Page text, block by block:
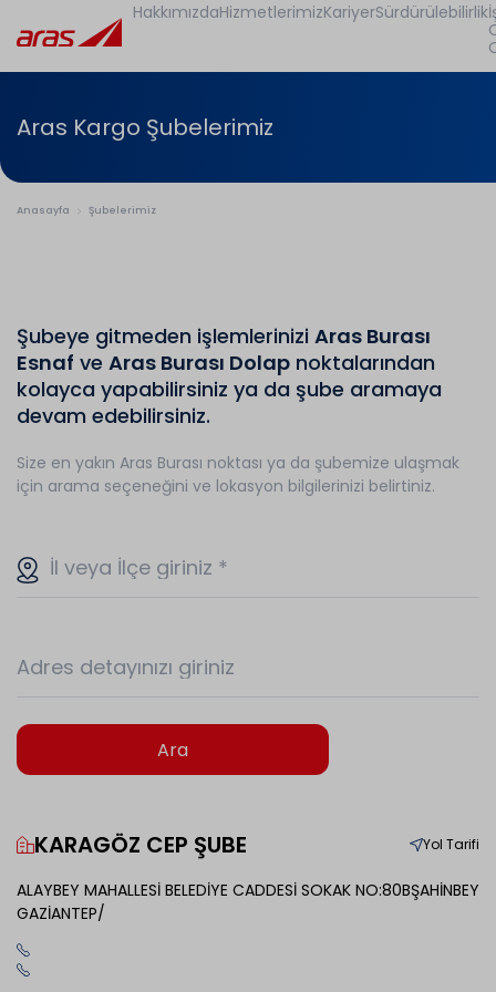
HakkımızdaHizmetlerimizKariyerSürdürülebilirlik
Aras Kargo Şubelerimiz
Anasayfa Şubelerimiz
Şubeye gitmeden işlemlerinizi Aras Burası
Esnaf ve Aras Burası Dolap noktalarından
kolayca yapabilirsiniz ya da şube aramaya
devam edebilirsiniz.
Size en yakın Aras Burası noktası ya da şubemize ulaşmak
için arama seçeneğini ve lokasyon bilgilerinizi belirtiniz.
İl veya İlçe giriniz *
Adres detayınızı giriniz
Ara
KARAGÖZ CEP ŞUBE Yol Tarifi
ALAYBEY MAHALLESİ BELEDİYE CADDESİ SOKAK NO:80BŞAHİNBEY
GAZİANTEP/